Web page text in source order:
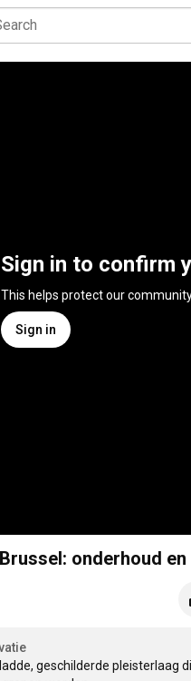
Sign in to confirm
This helps protect our
Sign in
onderhoud
geschilderde pleisterlaag